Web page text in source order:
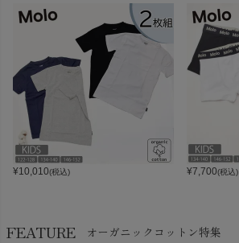
¥10,010(税込) ¥7,700(税込)
FEATURE オーガニックコットン特集